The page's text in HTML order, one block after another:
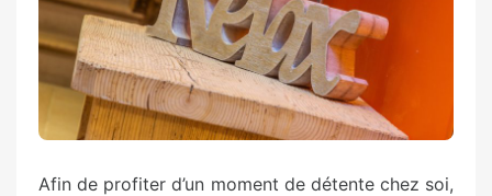
Afin de profiter d’un moment de détente chez soi,